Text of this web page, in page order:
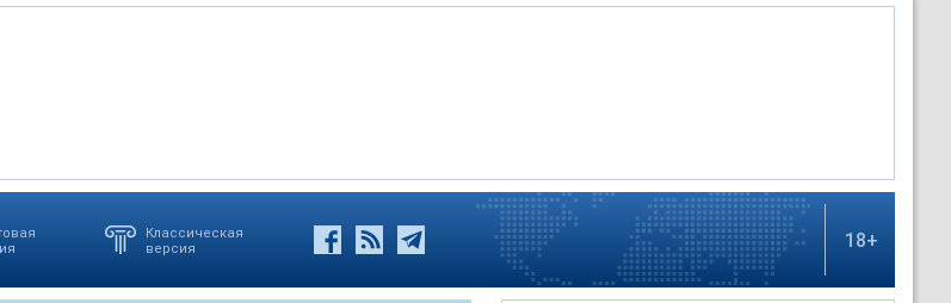
Классическая
версия
18+
был задержан минувшей ночью
поличным во время сбыта наркотических
этого ведомства
Госнаркоконтроля ворвались сообщники
освободили подельника и скрылись.
наркоторговцев